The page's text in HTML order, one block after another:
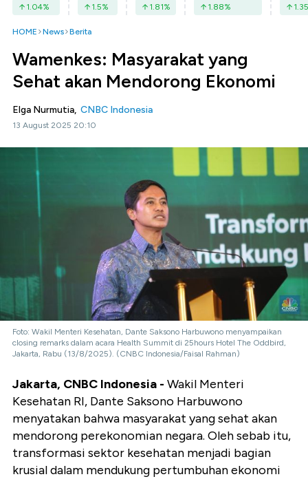
1.04% 1.5% 1.81% 1.88% 1.35
HOME News Berita
Wamenkes: Masyarakat yang
Sehat akan Mendorong Ekonomi
Elga Nurmutia, CNBC Indonesia
13 August 2025 20:10
Foto: Wakil Menteri Kesehatan, Dante Saksono Harbuwono menyampaikan
closing remarks dalam acara Health Summit di 25hours Hotel The Oddbird,
Jakarta, Rabu (13/8/2025). (CNBC Indonesia/Faisal Rahman)
Jakarta, CNBC Indonesia - Wakil Menteri
Kesehatan RI, Dante Saksono Harbuwono
menyatakan bahwa masyarakat yang sehat akan
mendorong perekonomian negara. Oleh sebab itu,
transformasi sektor kesehatan menjadi bagian
krusial dalam mendukung pertumbuhan ekonomi